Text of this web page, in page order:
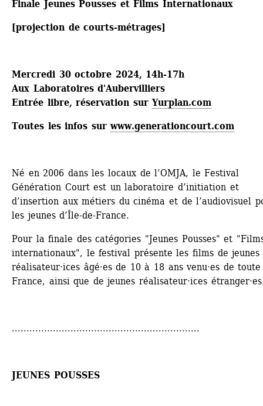
Finale Jeunes Pousses et Films Internationaux
[projection de courts-métrages]
Mercredi 30 octobre 2024, 14h-17h
Aux Laboratoires d'Aubervilliers
Entrée libre, réservation sur Yurplan.com
Toutes les infos sur www.generationcourt.com
Né en 2006 dans les locaux de l’OMJA, le Festival
Génération Court est un laboratoire d’initiation et
d’insertion aux métiers du cinéma et de l’audiovisuel
les jeunes d’Île-de-France.
Pour la finale des catégories "Jeunes Pousses" et
internationaux", le festival présente les films de jeunes
réalisateur·ices âgé·es de 10 à 18 ans venu·es de
France, ainsi que de jeunes réalisateur·ices
................................................................
JEUNES POUSSES